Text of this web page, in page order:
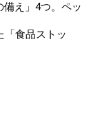
え」4つ。ペッ
食品ストッ